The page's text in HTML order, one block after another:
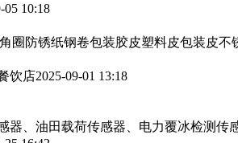
05 10:18
圈防锈纸钢卷包装胶皮塑料皮包装皮
饮店2025-09-01 13:18
器、油田载荷传感器、电力覆冰检测传